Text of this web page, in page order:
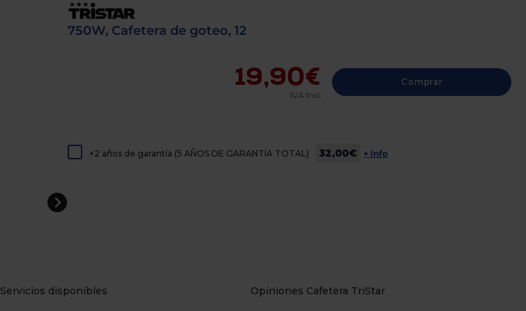
de
dispositivos
táctiles
750W, Cafetera de goteo, 12
19,90€
IVA Incl.
Comprar
+2 años de garantía (5 AÑOS DE GARANTÍA TOTAL) 32,00€ + info
Servicios disponibles Opiniones Cafetera TriStar